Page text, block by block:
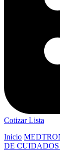
Cotizar Lista
Inicio
DE